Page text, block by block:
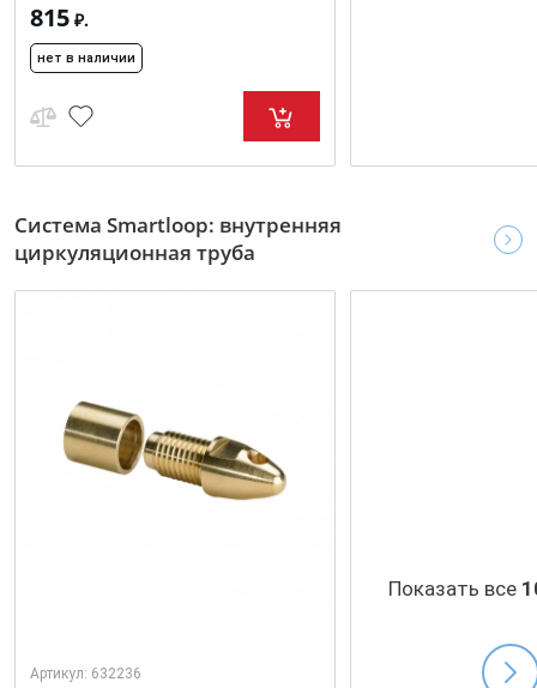
815 ₽.
нет в наличии
Система Smartloop: внутренняя
циркуляционная труба
Артикул: 632236
Показать все